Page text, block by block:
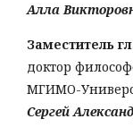
Алла
Заместитель
доктор
МГИМО-
Сергей